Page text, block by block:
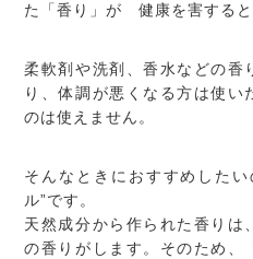
た「香り」が 健康を害すると
柔軟剤や洗剤、香水などの香
り、体調が悪くなる方は使い
のは使えません。
そんなときにおすすめした
ル”です。
天然成分から作られた香りは
の香りがします。そのため、